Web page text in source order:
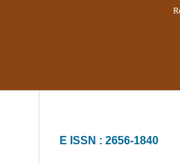
E ISSN : 2656-1840